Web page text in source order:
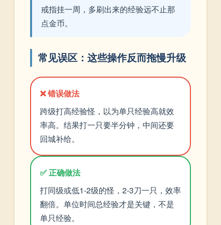
戒指挂一周，多刷出来的经验远不止那
点金币。
常见误区：这些操作反而拖慢升级
❌ 错误做法
跨级打高经验怪，以为单只经验高就效
率高。结果打一只要半分钟，中间还要
回城补给。
✅ 正确做法
打同级或低1-2级的怪，2-3刀一只，效率
翻倍。单位时间总经验才是关键，不是
单只经验。